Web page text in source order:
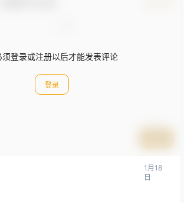
须登录或注册以后才能发表评论
登录
1月18
日